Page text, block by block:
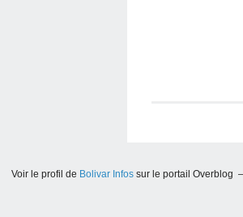
Voir le profil de Bolivar Infossur le portail Overblog